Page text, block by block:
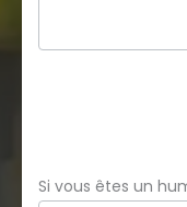
Si vous êtes un